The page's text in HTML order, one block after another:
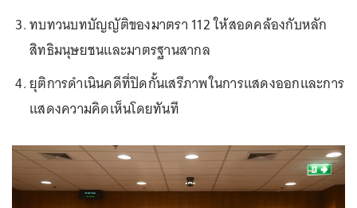
ทบทวนบทบัญญัติของมาตรา 112 ให้สอดคล้องกับหลัก
สิทธิมนุษยชนและมาตรฐานสากล
ยุติการดำเนินคดีที่ปิดกั้นเสรีภาพในการแสดงออกและการ
แสดงความคิดเห็นโดยทันที